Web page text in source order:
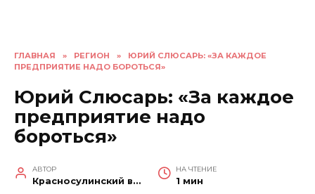
ГЛАВНАЯ » РЕГИОН »
ЮРИЙ СЛЮСАРЬ: «ЗА КАЖДОЕ
ПРЕДПРИЯТИЕ НАДО БОРОТЬСЯ»
Юрий Слюсарь: «За каждое
предприятие надо
бороться»
АВТОР
Красносулинский вестник
НА ЧТЕНИЕ
1 мин